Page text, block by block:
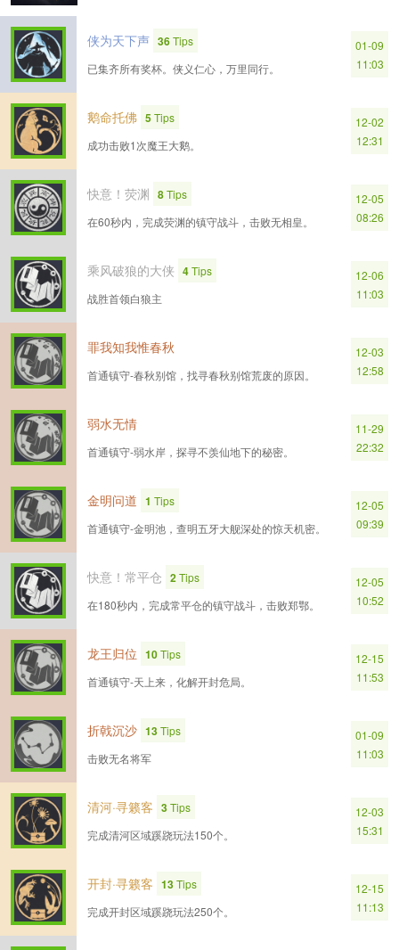
侠为天下声 36Tips
已集齐所有奖杯。侠义仁心，万里同行。
01-09
11:03
鹅命托佛 5Tips
成功击败1次魔王大鹅。
12-02
12:31
快意！荧渊 8Tips
在60秒内，完成荧渊的镇守战斗，击败无相皇。
12-05
08:26
乘风破狼的大侠 4Tips
战胜首领白狼主
12-06
11:03
罪我知我惟春秋
首通镇守-春秋别馆，找寻春秋别馆荒废的原因。
12-03
12:58
弱水无情
首通镇守-弱水岸，探寻不羡仙地下的秘密。
11-29
22:32
金明问道 1 Tips
首通镇守-金明池，查明五牙大舰深处的惊天机密。
12-05
09:39
快意！常平仓 2Tips
在180秒内，完成常平仓的镇守战斗，击败郑鄂。
12-05
10:52
龙王归位 10Tips
首通镇守-天上来，化解开封危局。
12-15
11:53
折戟沉沙 13Tips
击败无名将军
01-09
11:03
清河·寻籁客 3Tips
完成清河区域蹊跷玩法150个。
12-03
15:31
开封·寻籁客 13Tips
完成开封区域蹊跷玩法250个。
12-15
11:13